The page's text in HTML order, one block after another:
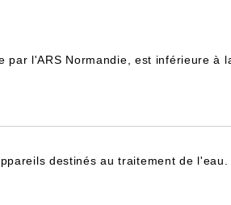
l'ARS Normandie, est inférieure à
destinés au traitement de l'eau.